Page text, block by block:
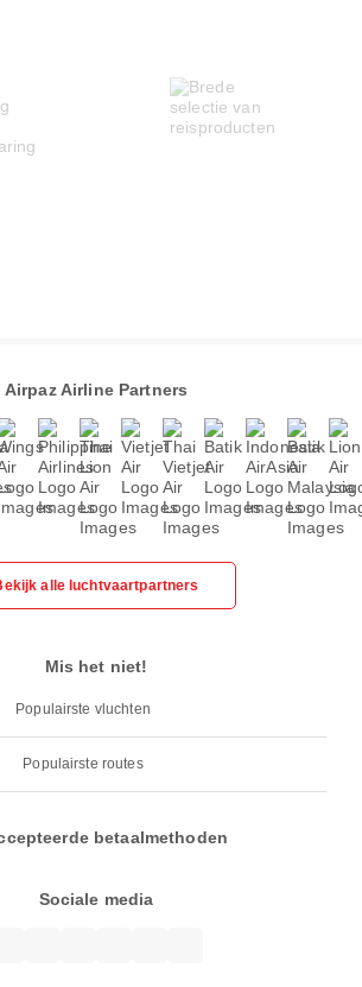
Airpaz Airline Partners
alle luchtvaartpartners
Mis het niet!
Populairste vluchten
Populairste routes
betaalmethoden
Sociale media